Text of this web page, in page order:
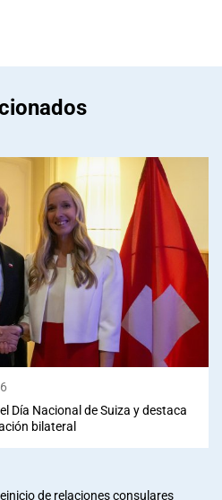
Día Nacional de Suiza y destaca
bilateral
de relaciones consulares